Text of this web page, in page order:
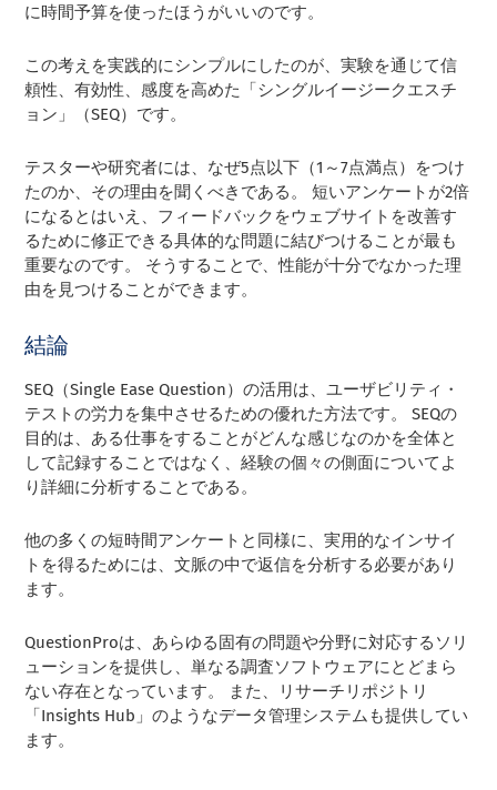
に時間予算を使ったほうがいいのです。
この考えを実践的にシンプルにしたのが、実験を通じて信
頼性、有効性、感度を高めた「シングルイージークエスチ
ョン」（SEQ）です。
テスターや研究者には、なぜ5点以下（1～7点満点）をつけ
たのか、その理由を聞くべきである。 短いアンケートが2倍
になるとはいえ、フィードバックをウェブサイトを改善す
るために修正できる具体的な問題に結びつけることが最も
重要なのです。 そうすることで、性能が十分でなかった理
由を見つけることができます。
結論
SEQ（Single Ease Question）の活用は、ユーザビリティ・
テストの労力を集中させるための優れた方法です。 SEQの
目的は、ある仕事をすることがどんな感じなのかを全体と
して記録することではなく、経験の個々の側面についてよ
り詳細に分析することである。
他の多くの短時間アンケートと同様に、実用的なインサイ
トを得るためには、文脈の中で返信を分析する必要があり
ます。
QuestionProは、あらゆる固有の問題や分野に対応するソリ
ューションを提供し、単なる調査ソフトウェアにとどまら
ない存在となっています。 また、リサーチリポジトリ
「Insights Hub」のようなデータ管理システムも提供してい
ます。